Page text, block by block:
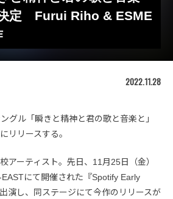
定 Furui Riho & ESME
2022.11.28
グル「瞬きと精神と君の歌と音楽と」
リリースする。
アーティスト。先日、11月25日（金）
にて開催された『Spotify Early
演し、同ステージにて今作のリリースが